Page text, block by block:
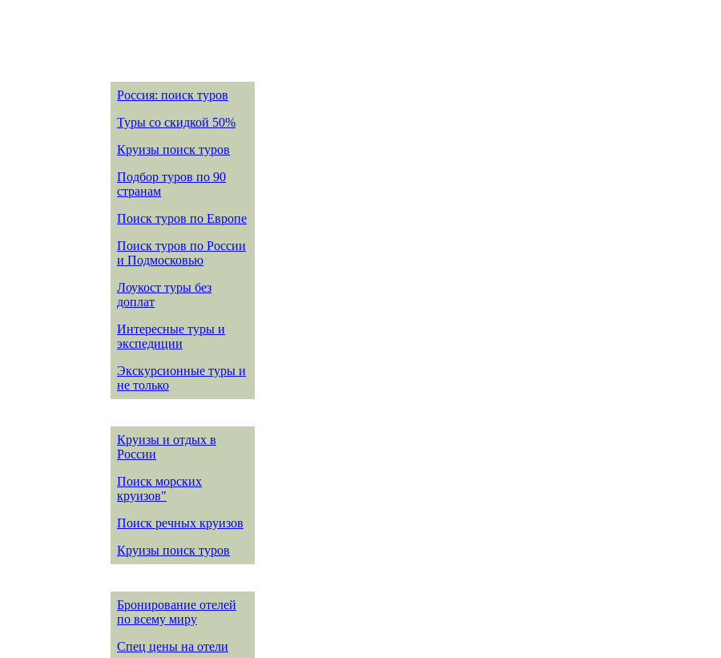
Россия: поиск туров
Туры со скидкой 50%
Круизы поиск туров
Подбор туров по 90
странам
Поиск туров по Европе
Поиск туров по России
и Подмосковью
Лоукост туры без
доплат
Интересные туры и
экспедиции
Экскурсионные туры и
не только
Круизы и отдых в
России
Поиск морских
круизов"
Поиск речных круизов
Круизы поиск туров
Бронирование отелей
по всему миру
Спец цены на отели